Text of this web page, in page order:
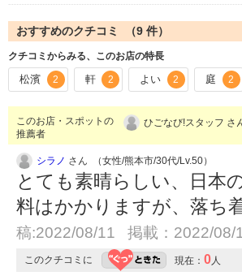
おすすめのクチコミ （9 件）
クチコミからみる、このお店の特長
松濱 2 軒 2 よい 2 庭 2
このお店・スポットの
推薦者
ひごなび!スタッフ さ
シラノ さん （女性/熊本市/30代/Lv.50）
とても素晴らしい、日本
料はかかりますが、落ち
稿:2022/08/11 掲載：2022/08/
このクチコミに 現在： 0 人